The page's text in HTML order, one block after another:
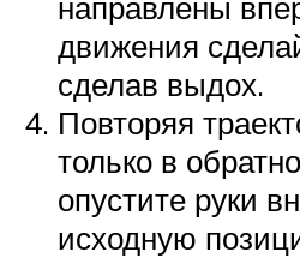
движения
сделав выдох.
Повторяя
только в
опустите руки
исходную